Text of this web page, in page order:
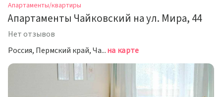
Апартаменты/квартиры
Апартаменты Чайковский на ул. Мира, 44
Нет отзывов
Россия, Пермский край, Чайковский, улица Мира, 44на карте